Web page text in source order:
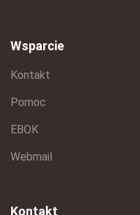
Wsparcie
Kontakt
Pomoc
EBOK
Webmail
Kontakt